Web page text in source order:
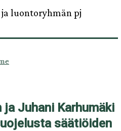
luontoryhmän pj
Juhani Karhumäki
säätiöiden